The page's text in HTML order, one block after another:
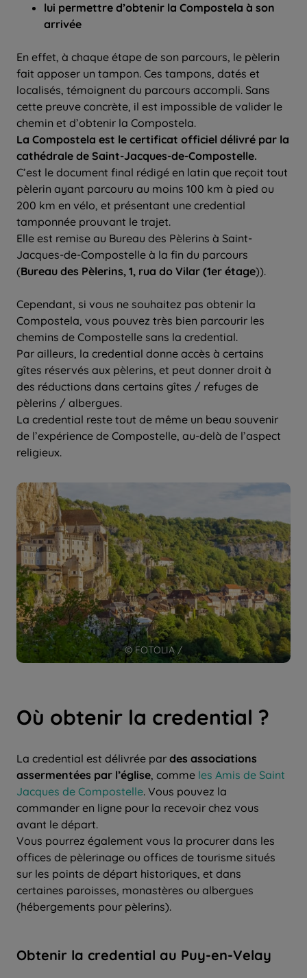
© FOTOLIA /
lui permettre d’obtenir la Compostela à son
arrivée
En effet, à chaque étape de son parcours, le pèlerin
fait apposer un tampon. Ces tampons, datés et
localisés, témoignent du parcours accompli. Sans
cette preuve concrète, il est impossible de valider le
chemin et d’obtenir la Compostela.
La Compostela est le certificat officiel délivré par la
cathédrale de Saint-Jacques-de-Compostelle.
C’est le document final rédigé en latin que reçoit tout
pèlerin ayant parcouru au moins 100 km à pied ou
200 km en vélo, et présentant une credential
tamponnée prouvant le trajet.
Elle est remise au Bureau des Pèlerins à Saint-
Jacques-de-Compostelle à la fin du parcours
(Bureau des Pèlerins, 1, rua do Vilar (1er étage)).
Cependant, si vous ne souhaitez pas obtenir la
Compostela, vous pouvez très bien parcourir les
chemins de Compostelle sans la credential.
Par ailleurs, la credential donne accès à certains
gîtes réservés aux pèlerins, et peut donner droit à
des réductions dans certains gîtes / refuges de
pèlerins / albergues.
La credential reste tout de même un beau souvenir
de l’expérience de Compostelle, au-delà de l’aspect
religieux.
Où obtenir la credential ?
La credential est délivrée par des associations
assermentées par l’église, comme les Amis de Saint
Jacques de Compostelle. Vous pouvez la
commander en ligne pour la recevoir chez vous
avant le départ.
Vous pourrez également vous la procurer dans les
offices de pèlerinage ou offices de tourisme situés
sur les points de départ historiques, et dans
certaines paroisses, monastères ou albergues
(hébergements pour pèlerins).
Obtenir la credential au Puy-en-Velay